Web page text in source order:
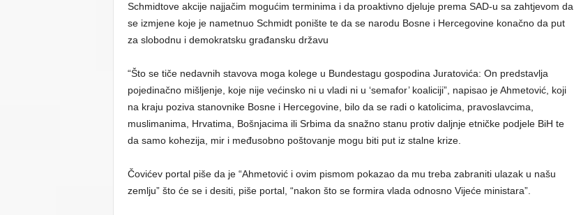
Schmidtove akcije najjačim mogućim terminima i da proaktivno djeluje prema SAD-u sa zahtjevom da
se izmjene koje je nametnuo Schmidt ponište te da se narodu Bosne i Hercegovine konačno da put
za slobodnu i demokratsku građansku državu
“Što se tiče nedavnih stavova moga kolege u Bundestagu gospodina Juratovića: On predstavlja
pojedinačno mišljenje, koje nije većinsko ni u vladi ni u ‘semafor’ koaliciji”, napisao je Ahmetović, koji
na kraju poziva stanovnike Bosne i Hercegovine, bilo da se radi o katolicima, pravoslavcima,
muslimanima, Hrvatima, Bošnjacima ili Srbima da snažno stanu protiv daljnje etničke podjele BiH te
da samo kohezija, mir i međusobno poštovanje mogu biti put iz stalne krize.
Čovićev portal piše da je “Ahmetović i ovim pismom pokazao da mu treba zabraniti ulazak u našu
zemlju” što će se i desiti, piše portal, “nakon što se formira vlada odnosno Vijeće ministara”.